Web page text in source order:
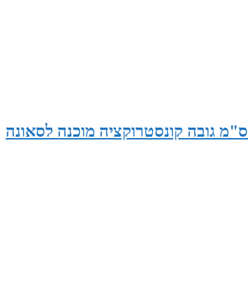
סאונה במידות 265 ס"מ רוחב x 145 ס"מ עומק x 200 ס"מ גובה קונסטרוקציה מוכנה לסאונה